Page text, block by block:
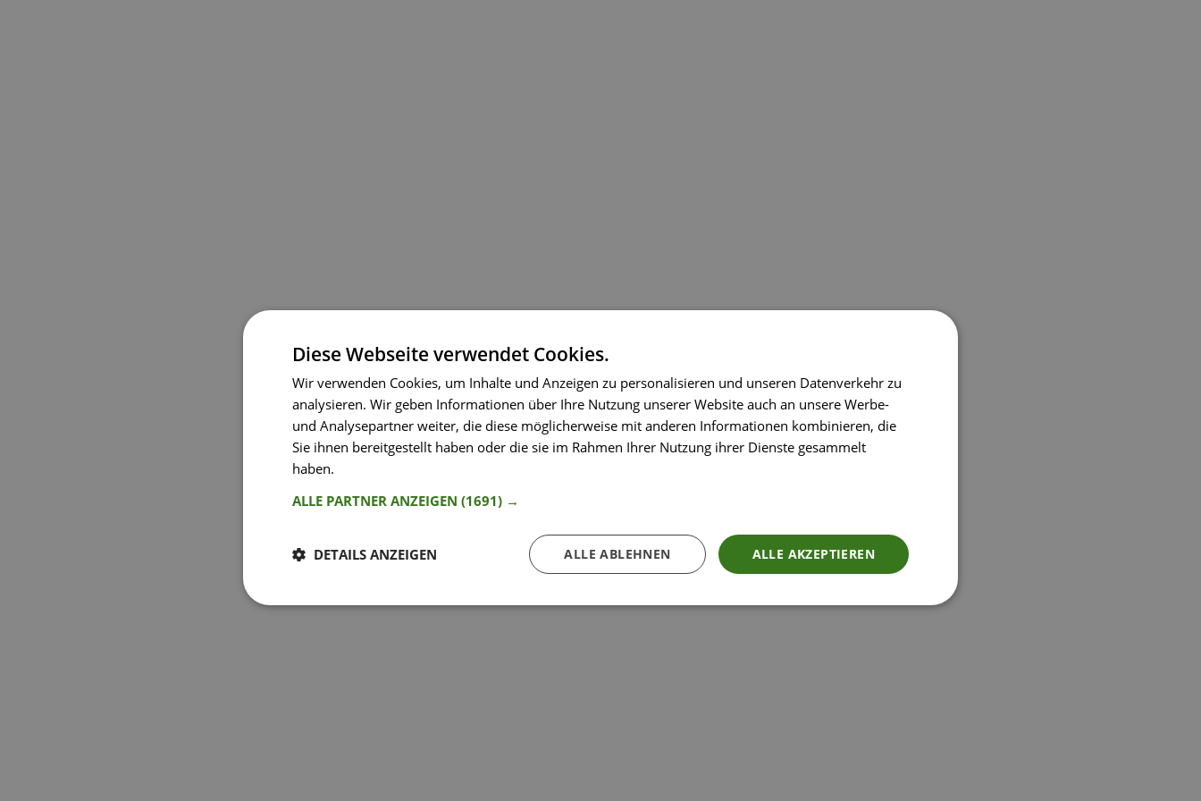
Diese Webseite verwendet Cookies.
Wir verwenden Cookies, um Inhalte und Anzeigen zu personalisieren und unseren Datenverkehr zu
analysieren. Wir geben Informationen über Ihre Nutzung unserer Website auch an unsere Werbe-
und Analysepartner weiter, die diese möglicherweise mit anderen Informationen kombinieren, die
Sie ihnen bereitgestellt haben oder die sie im Rahmen Ihrer Nutzung ihrer Dienste gesammelt
haben.
ALLE PARTNER ANZEIGEN (1691) →
ALLE AKZEPTIEREN
ALLE ABLEHNEN
DETAILS ANZEIGEN